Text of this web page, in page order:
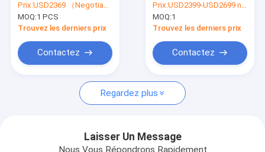
Nous contacter
Nouvelles
KD KD6 maximum de
la nomenclature K3
70th/S KDA Asic
Prix:USD2369 （Negotiable）
MOQ:1 PCS
Trouvez les derniers prix
Contactez
Ethereum ASIC pour
la maison
Prix:USD2399-USD2699 negotiable
MOQ:1
Trouvez les derniers prix
Contactez
Regardez plus
Laisser Un Message
Nous Vous Répondrons Rapidement